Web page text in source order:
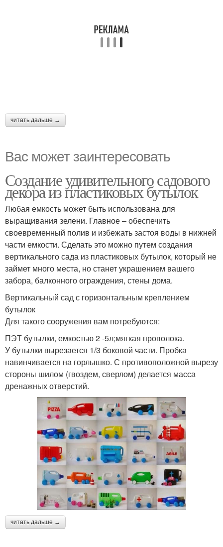
читать дальше →
Вас может заинтересовать
Создание удивительного садового
декора из пластиковых бутылок
Любая емкость может быть использована для
выращивания зелени. Главное – обеспечить
своевременный полив и избежать застоя воды в нижней
части емкости. Сделать это можно путем создания
вертикального сада из пластиковых бутылок, который не
займет много места, но станет украшением вашего
забора, балконного ограждения, стены дома.
Вертикальный сад с горизонтальным креплением
бутылок
Для такого сооружения вам потребуются:
ПЭТ бутылки, емкостью 2 -5л;мягкая проволока.
У бутылки вырезается 1/3 боковой части. Пробка
навинчивается на горлышко. С противоположной вырезу
стороны шилом (гвоздем, сверлом) делается масса
дренажных отверстий.
читать дальше →